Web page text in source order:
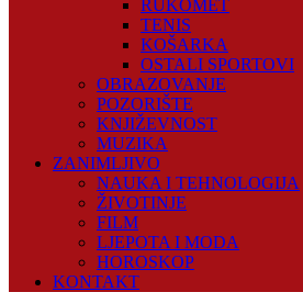
RUKOMET
TENIS
KOŠARKA
OSTALI SPORTOVI
OBRAZOVANJE
POZORIŠTE
KNJIŽEVNOST
MUZIKA
ZANIMLJIVO
NAUKA I TEHNOLOGIJA
ŽIVOTINJE
FILM
LJEPOTA I MODA
HOROSKOP
KONTAKT